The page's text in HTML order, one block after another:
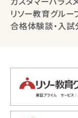
リソー教育グルー
合格体験談・入